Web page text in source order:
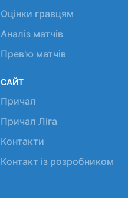
Оцінки гравцям
Аналіз матчів
Прев'ю матчів
САЙТ
Причал
Причал Ліга
Контакти
Контакт із розробником